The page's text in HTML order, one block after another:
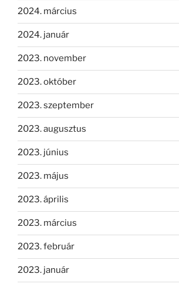
2024. március
2024. január
2023. november
2023. október
2023. szeptember
2023. augusztus
2023. június
2023. május
2023. április
2023. március
2023. február
2023. január